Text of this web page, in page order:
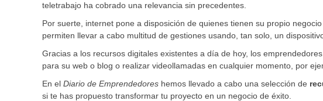
teletrabajo ha cobrado una relevancia sin precedentes.
Por suerte, internet pone a disposición de quienes tienen su propio
permiten llevar a cabo multitud de gestiones usando, tan solo, un
Gracias a los recursos digitales existentes a día de hoy, los
para su web o blog o realizar videollamadas en cualquier momento, por
En el Diario de Emprendedores hemos llevado a cabo una selección de
si te has propuesto transformar tu proyecto en un negocio de éxito.